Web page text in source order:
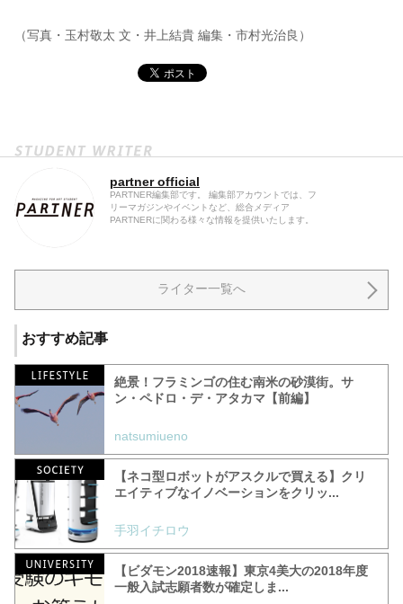
（写真・玉村敬太 文・井上結貴 編集・市村光治良）
partner official
PARTNER編集部です。 編集部アカウントでは、フ
リーマガジンやイベントなど、総合メディア
PARTNERに関わる様々な情報を提供いたします。
ライター一覧へ
おすすめ記事
絶景！フラミンゴの住む南米の砂漠街。サ
ン・ペドロ・デ・アタカマ【前編】
natsumiueno
【ネコ型ロボットがアスクルで買える】クリ
エイティブなイノベーションをクリッ...
手羽イチロウ
【ビダモン2018速報】東京4美大の2018年度
一般入試志願者数が確定しま...